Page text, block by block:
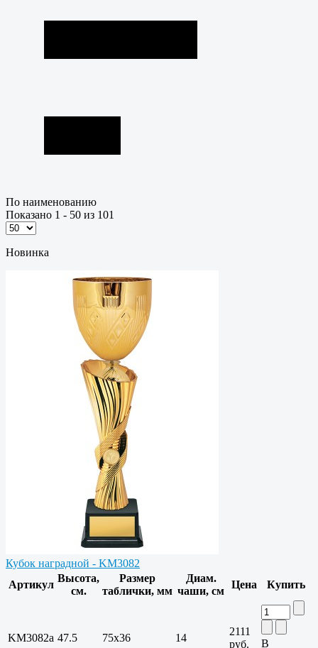
По наименованию
Показано 1 - 50 из 101
Новинка
Кубок наградной - KM3082
Артикул
Высота,
см.
Размер
таблички, мм
Диам.
чаши, см
Цена Купить
KM3082a 47.5 75х36 14
2111
руб.
В